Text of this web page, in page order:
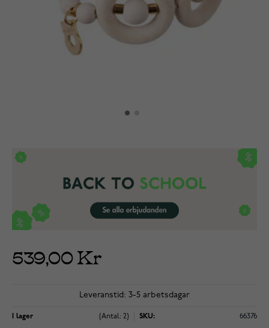
539,00 Kr
Leveranstid: 3-5 arbetsdagar
I lager (Antal: 2) SKU: 66376